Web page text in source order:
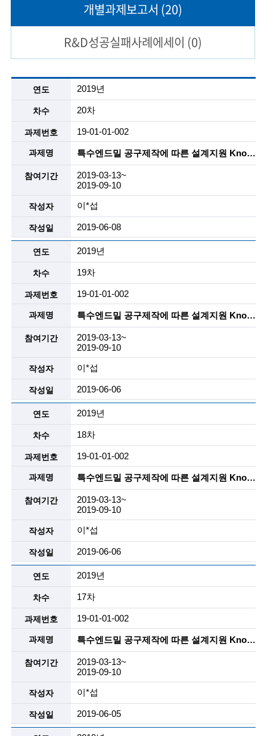
R
e
t
i
r
e
d
s
c
i
e
n
t
i
s
t
s
a
n
d
e
n
g
i
n
e
e
r
s
f
o
r
a
d
v
개별과제보고서 (20)
R&D성공실패사례에세이 (0)
2019년
20차
19-01-01-002
특수엔드밀 공구제작에 따른 설계지원 Know-How 개발 및 이를 해외업체에 기술 소개용 자료작성 및 특장점을 활용한 Sales Engineering 자료 작성지원
2019-03-13~
2019-09-10
이*섭
2019-06-08
2019년
19차
19-01-01-002
특수엔드밀 공구제작에 따른 설계지원 Know-How 개발 및 이를 해외업체에 기술 소개용 자료작성 및 특장점을 활용한 Sales Engineering 자료 작성지원
2019-03-13~
2019-09-10
이*섭
2019-06-06
2019년
18차
19-01-01-002
특수엔드밀 공구제작에 따른 설계지원 Know-How 개발 및 이를 해외업체에 기술 소개용 자료작성 및 특장점을 활용한 Sales Engineering 자료 작성지원
2019-03-13~
2019-09-10
이*섭
2019-06-06
2019년
17차
19-01-01-002
특수엔드밀 공구제작에 따른 설계지원 Know-How 개발 및 이를 해외업체에 기술 소개용 자료작성 및 특장점을 활용한 Sales Engineering 자료 작성지원
2019-03-13~
2019-09-10
이*섭
2019-06-05